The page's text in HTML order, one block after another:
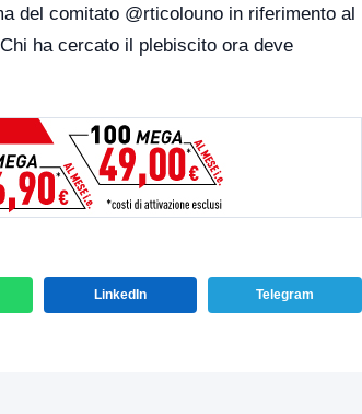
del comitato @rticolouno in riferimento al
ha cercato il plebiscito ora deve
LinkedIn Telegram